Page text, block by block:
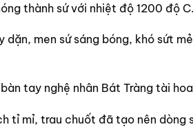
thành sứ với nhiệt độ 1200 độ C.
men sứ sáng bóng, khó sứt
tay nghệ nhân Bát Tràng tài
tỉ mỉ, trau chuốt đã tạo nên dòng